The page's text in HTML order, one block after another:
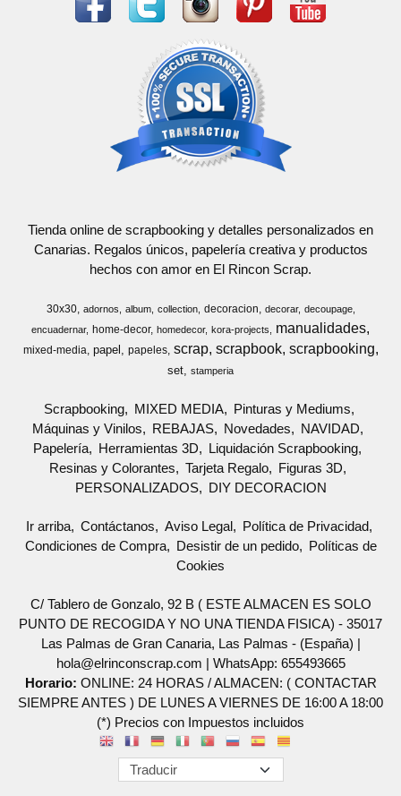
Tienda online de scrapbooking y detalles personalizados en
Canarias. Regalos únicos, papelería creativa y productos
hechos con amor en El Rincon Scrap.
30x30 adornos album collection decoracion decorar
decoupage
encuadernar
home-decor homedecor kora-projects manualidades
mixed-media papel papeles scrap scrapbook scrapbooking
set stamperia
Scrapbooking MIXED MEDIA
Pinturas y Mediums
Máquinas y Vinilos
REBAJAS Novedades
NAVIDAD
Papelería
Herramientas 3D
Liquidación Scrapbooking
Resinas y Colorantes
Tarjeta Regalo
Figuras 3D
PERSONALIZADOS
DIY DECORACION
Ir arriba Contáctanos Aviso Legal
Política de Privacidad
Condiciones de Compra
Desistir de un pedido
Políticas de
Cookies
C/ Tablero de Gonzalo, 92 B ( ESTE ALMACEN ES SOLO
PUNTO DE RECOGIDA Y NO UNA TIENDA FISICA) - 35017
Las Palmas de Gran Canaria, Las Palmas - (España) |
hola@elrinconscrap.com | WhatsApp: 655493665
Horario: ONLINE: 24 HORAS / ALMACEN: ( CONTACTAR
SIEMPRE ANTES ) DE LUNES A VIERNES DE 16:00 A 18:00
(*) Precios con Impuestos incluidos